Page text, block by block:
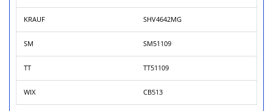
KRAUF SHV4642MG
SM SM51109
TT TT51109
WIX CB513